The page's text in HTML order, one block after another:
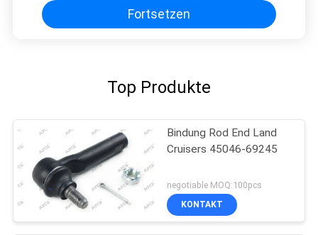
Fortsetzen
Top Produkte
Bindung Rod End Land
Cruisers 45046-69245
negotiable MOQ:100pcs
KONTAKT